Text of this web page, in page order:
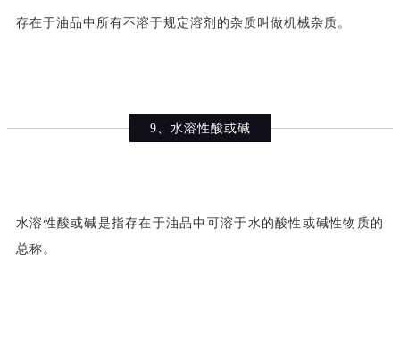
存在于油品中所有不溶于规定溶剂的杂质叫做机械杂质。
9、水溶性酸或碱
水溶性酸或碱是指存在于油品中可溶于水的酸性或碱性物质的
总称。